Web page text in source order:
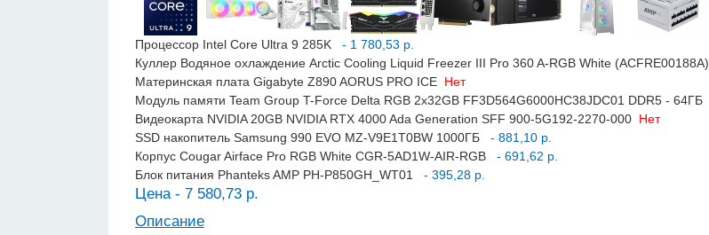
Процессор Intel Core Ultra 9 285K
- 1 780,53 р.
Куллер Водяное охлаждение Arctic Cooling Liquid Freezer III Pro 360 A-RGB White (ACFRE00188A)
Материнская плата Gigabyte Z890 AORUS PRO ICE Нет
Модуль памяти Team Group T-Force Delta RGB 2x32GB FF3D564G6000HC38JDC01 DDR5 - 64ГБ
Видеокарта NVIDIA 20GB NVIDIA RTX 4000 Ada Generation SFF 900-5G192-2270-000 Нет
SSD накопитель Samsung 990 EVO MZ-V9E1T0BW 1000ГБ
- 881,10 р.
Корпус Cougar Airface Pro RGB White CGR-5AD1W-AIR-RGB
- 691,62 р.
Блок питания Phanteks AMP PH-P850GH_WT01
- 395,28 р.
Цена - 7 580,73 р.
Описание